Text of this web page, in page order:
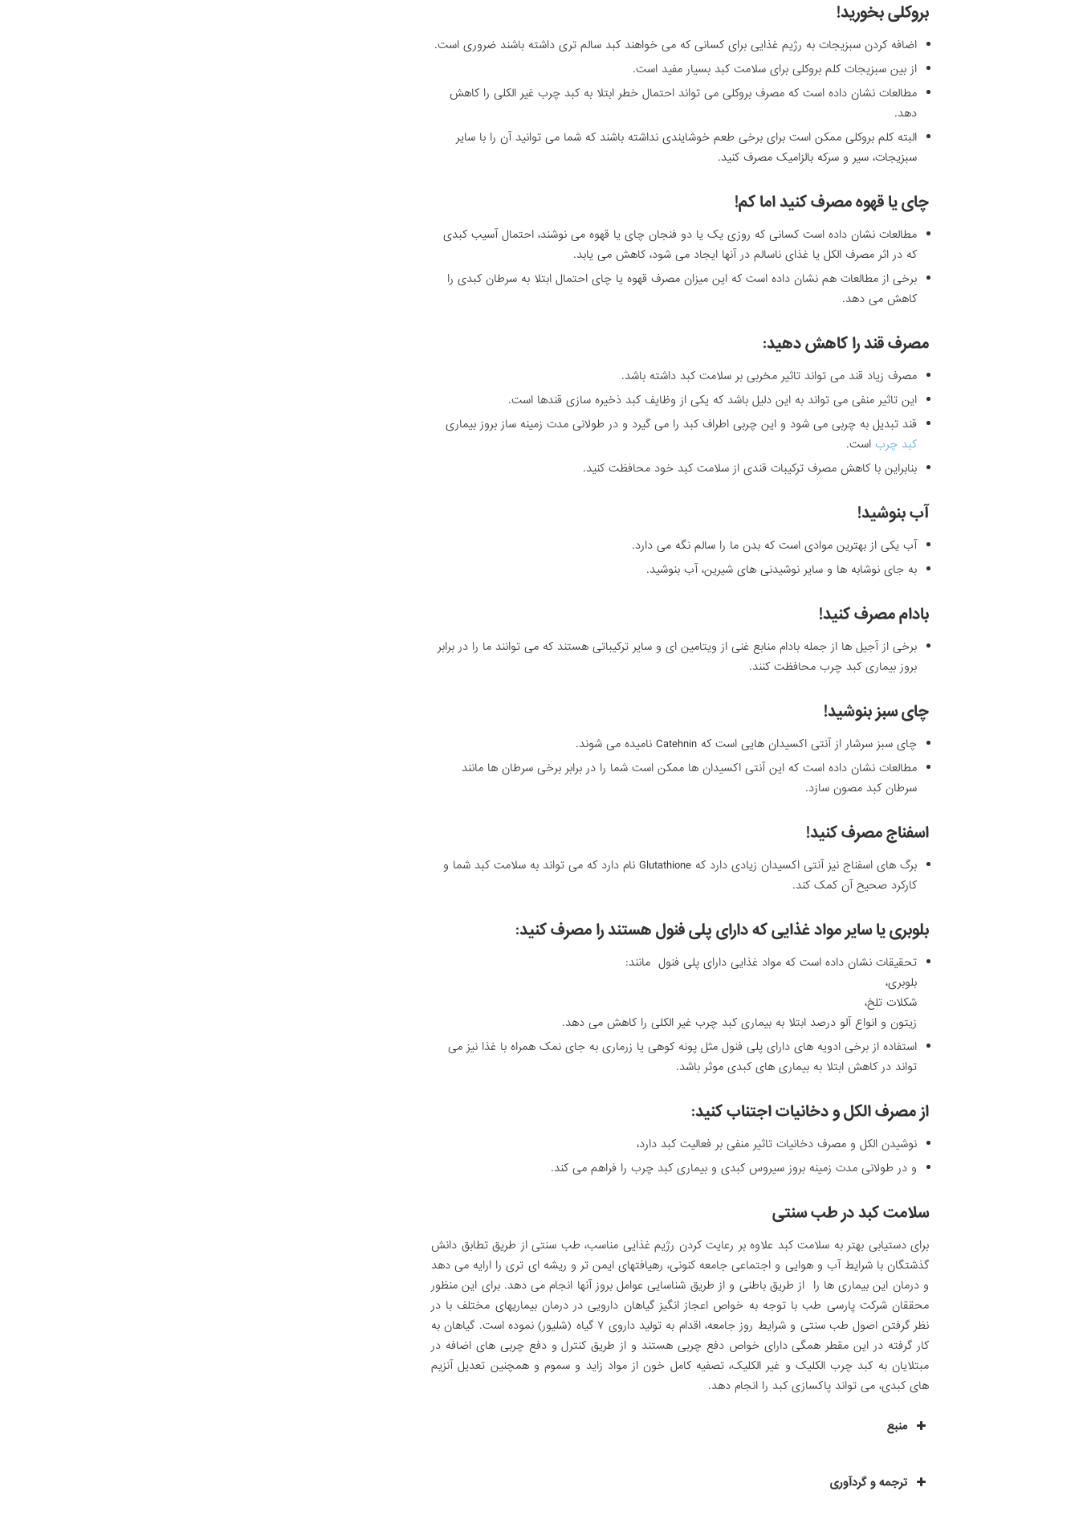
بروکلی بخورید!
اضافه کردن سبزیجات به رژیم غذایی برای کسانی که می خواهند کبد سالم تری داشته باشند ضروری است.
از بین سبزیجات کلم بروکلی برای سلامت کبد بسیار مفید است.
مطالعات نشان داده است که مصرف بروکلی می تواند احتمال خطر ابتلا به کبد چرب غیر الکلی را کاهش
دهد.
البته کلم بروکلی ممکن است برای برخی طعم خوشایندی نداشته باشند که شما می توانید آن را با سایر
سبزیجات، سیر و سرکه بالزامیک مصرف کنید.
چای یا قهوه مصرف کنید اما کم!
مطالعات نشان داده است کسانی که روزی یک یا دو فنجان چای یا قهوه می نوشند، احتمال آسیب کبدی
که در اثر مصرف الکل یا غذای ناسالم در آنها ایجاد می شود، کاهش می یابد.
برخی از مطالعات هم نشان داده است که این میزان مصرف قهوه یا چای احتمال ابتلا به سرطان کبدی را
کاهش می دهد.
مصرف قند را کاهش دهید:
مصرف زیاد قند می تواند تاثیر مخربی بر سلامت کبد داشته باشد.
این تاثیر منفی می تواند به این دلیل باشد که یکی از وظایف کبد ذخیره سازی قندها است.
قند تبدیل به چربی می شود و این چربی اطراف کبد را می گیرد و در طولانی مدت زمینه ساز بروز بیماری
کبد چرب است.
بنابراین با کاهش مصرف ترکیبات قندی از سلامت کبد خود محافظت کنید.
آب بنوشید!
آب یکی از بهترین موادی است که بدن ما را سالم نگه می دارد.
به جای نوشابه ها و سایر نوشیدنی های شیرین، آب بنوشید.
بادام مصرف کنید!
برخی از آجیل ها از جمله بادام منابع غنی از ویتامین ای و سایر ترکیباتی هستند که می توانند ما را در برابر
بروز بیماری کبد چرب محافظت کنند.
چای سبز بنوشید!
چای سبز سرشار از آنتی اکسیدان هایی است که Catehnin نامیده می شوند.
مطالعات نشان داده است که این آنتی اکسیدان ها ممکن است شما را در برابر برخی سرطان ها مانند
سرطان کبد مصون سازد.
اسفناج مصرف کنید!
برگ های اسفناج نیز آنتی اکسیدان زیادی دارد که Glutathione نام دارد که می تواند به سلامت کبد شما و
کارکرد صحیح آن کمک کند.
بلوبری یا سایر مواد غذایی که دارای پلی فنول هستند را مصرف کنید:
تحقیقات نشان داده است که مواد غذایی دارای پلی فنول مانند:
بلوبری،
شکلات تلخ،
زیتون و انواع آلو درصد ابتلا به بیماری کبد چرب غیر الکلی را کاهش می دهد.
استفاده از برخی ادویه های دارای پلی فنول مثل پونه کوهی یا زرماری به جای نمک همراه با غذا نیز می
تواند در کاهش ابتلا به بیماری های کبدی موثر باشد.
از مصرف الکل و دخانیات اجتناب کنید:
نوشیدن الکل و مصرف دخانیات تاثیر منفی بر فعالیت کبد دارد،
و در طولانی مدت زمینه بروز سیروس کبدی و بیماری کبد چرب را فراهم می کند.
سلامت کبد در طب سنتی
برای دستیابی بهتر به سلامت کبد علاوه بر رعایت کردن رژیم غذایی مناسب، طب سنتی از طریق تطابق دانش
گذشتگان با شرایط آب و هوایی و اجتماعی جامعه کنونی، رهیافت­های ایمن­ تر و ریشه­ ای­ تری را ارایه می­ دهد
و درمان این بیماری­ ها را از طریق باطنی و از طریق شناسایی عوامل بروز آنها انجام می­ دهد. برای این منظور
محققان شرکت پارسی طب با توجه به خواص اعجاز انگیز گیاهان دارویی در درمان بیماری­های مختلف با در
نظر گرفتن اصول طب سنتی و شرایط روز جامعه، اقدام به تولید داروی ۷ گیاه (شلیور) نموده است. گیاهان به
کار گرفته در این مقطر همگی دارای خواص دفع چربی هستند و از طریق کنترل و دفع چربی های اضافه در
مبتلایان به کبد چرب الکلیک و غیر الکلیک، تصفیه کامل خون از مواد زاید و سموم و همچنین تعدیل آنزیم
های کبدی، می تواند پاکسازی کبد را انجام دهد.
منبع
ترجمه و گردآوری